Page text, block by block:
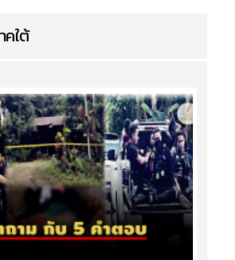
คใต้